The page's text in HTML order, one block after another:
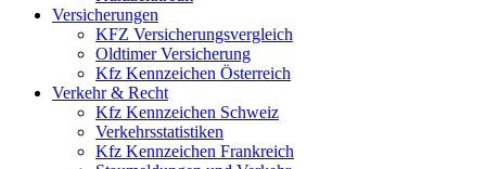
Versicherungen
KFZ Versicherungsvergleich
Oldtimer Versicherung
Kfz Kennzeichen Österreich
Verkehr & Recht
Kfz Kennzeichen Schweiz
Verkehrsstatistiken
Kfz Kennzeichen Frankreich